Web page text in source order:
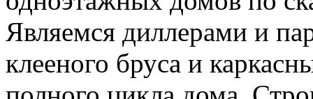
Являемся диллерами и
клееного бруса и